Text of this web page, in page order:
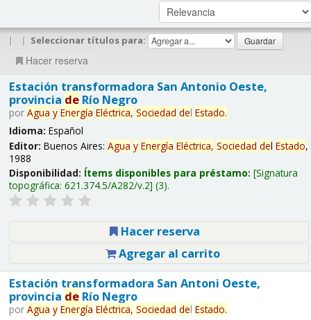
| | Seleccionar títulos para:
Hacer reserva
Estación transformadora San Antonio Oeste,
provincia deRío Negro
por Agua y Energía Eléctrica, Sociedad del Estado.
Idioma: Español
Editor: Buenos Aires: Agua y Energía Eléctrica, Sociedad del Estado,
1988
Disponibilidad: Ítems disponibles para préstamo: Signatura
topográfica: 621.374.5/A282/v.2 (3).
Hacer reserva
Agregar al carrito
Estación transformadora San Antoni Oeste,
provincia deRío Negro
por Agua y Energía Eléctrica, Sociedad del Estado.